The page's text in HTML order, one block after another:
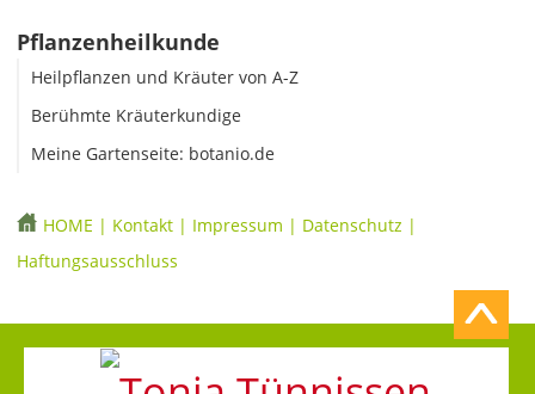
Pflanzenheilkunde
Heilpflanzen und Kräuter von A-Z
Berühmte Kräuterkundige
Meine Gartenseite: botanio.de
HOME | Kontakt | Impressum | Datenschutz |
Haftungsausschluss